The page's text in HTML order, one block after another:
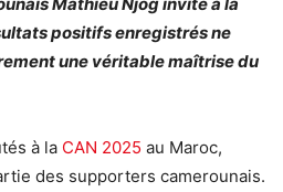
positifs enregistrés ne
une véritable maîtrise du
à la CAN 2025 au Maroc,
des supporters camerounais.